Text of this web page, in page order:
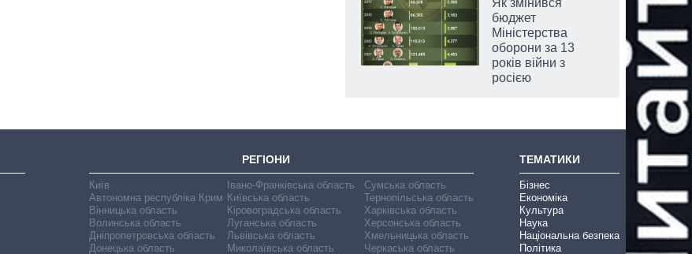
Як змінився
бюджет
Міністерства
оборони за 13
років війни з
росією
РЕГІОНИ
Київ
Автономна республіка Крим
Вінницька область
Волинська область
Дніпропетровська область
Донецька область
Івано-Франківська область
Київська область
Кіровоградська область
Луганська область
Львівська область
Миколаївська область
Сумська область
Тернопільська область
Харківська область
Херсонська область
Хмельницька область
Черкаська область
ТЕМАТИКИ
Бізнес
Економіка
Культура
Наука
Національна безпека
Політика